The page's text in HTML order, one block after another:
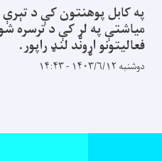
په کابل پوهنتون کې د
میاشتې په لړ کې د ترسره
فعالیتونو اړوند لنډ راپور.
دوشنبه ۱۴۰۳/۶/۱۲ - ۱۴:۴۳